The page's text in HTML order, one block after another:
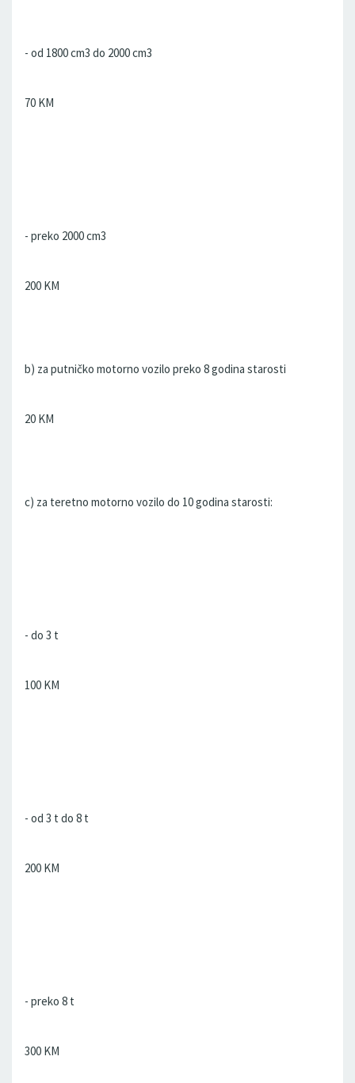
- od 1800 cm3 do 2000 cm3
70 KM
- preko 2000 cm3
200 KM
b) za putničko motorno vozilo preko 8 godina starosti
20 KM
c) za teretno motorno vozilo do 10 godina starosti:
- do 3 t
100 KM
- od 3 t do 8 t
200 KM
- preko 8 t
300 KM